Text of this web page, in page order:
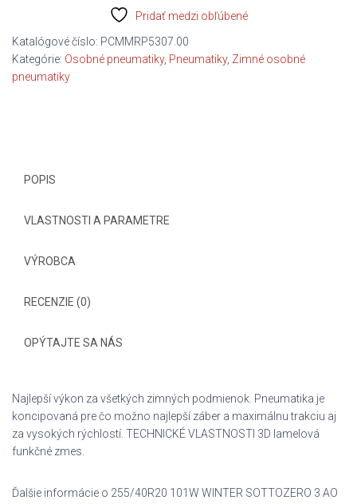
SOTTOZERO
3
AO
Pridať medzi obľúbené
Katalógové číslo: PCMMRP5307.00
Kategórie: Osobné pneumatiky, Pneumatiky, Zimné osobné
pneumatiky
POPIS
VLASTNOSTI A PARAMETRE
VÝROBCA
RECENZIE (0)
OPÝTAJTE SA NÁS
Najlepší výkon za všetkých zimných podmienok. Pneumatika je
koncipovaná pre čo možno najlepší záber a maximálnu trakciu aj
za vysokých rýchlostí. TECHNICKÉ VLASTNOSTI 3D lamelová
funkčné zmes.
Ďalšie informácie o 255/40R20 101W WINTER SOTTOZERO 3 AO